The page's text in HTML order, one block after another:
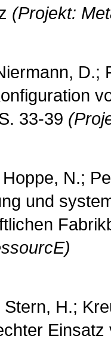
(Projekt:
D.;
33-39
N.;
und
H.;